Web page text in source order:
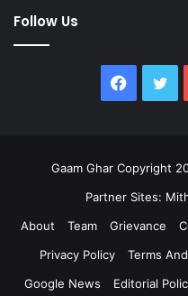
Follow Us
Gaam Ghar Copyright
Partner Sites:
About
Team Grievance
Privacy Policy
Terms
Google News
Editorial